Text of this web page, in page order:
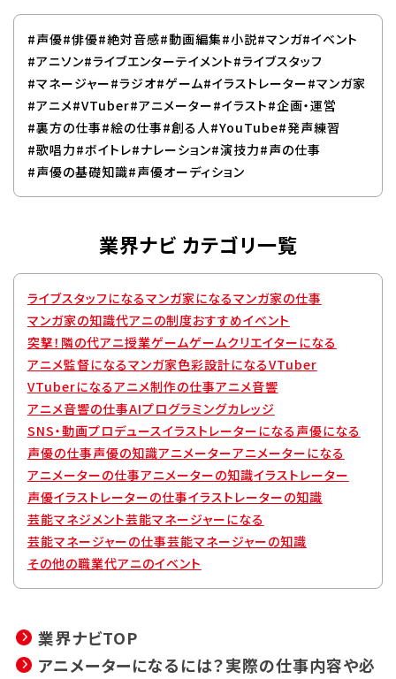
#声優#俳優#絶対音感#動画編集#小説#マンガ#イベント
#アニソン#ライブエンターテイメント#ライブスタッフ
#マネージャー#ラジオ#ゲーム#イラストレーター#マンガ家
#アニメ#VTuber#アニメーター#イラスト#企画・運営
#裏方の仕事#絵の仕事#創る人 #YouTube#発声練習
#歌唱力#ボイトレ#ナレーション#演技力#声の仕事
#声優の基礎知識#声優オーディション
業界ナビ カテゴリ一覧
ライブスタッフになるマンガ家になるマンガ家の仕事
マンガ家の知識代アニの制度おすすめイベント
突撃！隣の代アニ授業ゲームゲームクリエイターになる
アニメ監督になるマンガ家色彩設計になるVTuber
VTuberになるアニメ制作の仕事アニメ音響
アニメ音響の仕事AIプログラミングカレッジ
SNS・動画プロデュースイラストレーターになる 声優になる
声優の仕事声優の知識アニメーターアニメーターになる
アニメーターの仕事アニメーターの知識イラストレーター
声優イラストレーターの仕事イラストレーターの知識
芸能マネジメント芸能マネージャーになる
芸能マネージャーの仕事芸能マネージャーの知識
その他の職業代アニのイベント
業界ナビTOP
アニメーターになるには？実際の仕事内容や必